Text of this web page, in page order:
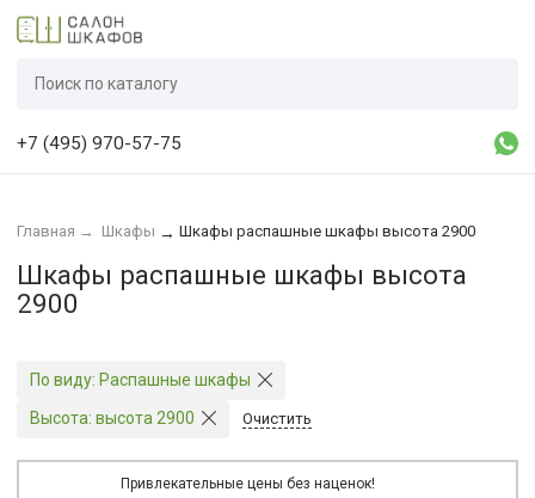
+7 (495) 970-57-75
Главная → Шкафы → Шкафы распашные шкафы высота 2900
Шкафы распашные шкафы высота
2900
По виду: Распашные шкафы
Высота: высота 2900 Очистить
Привлекательные цены без наценок!